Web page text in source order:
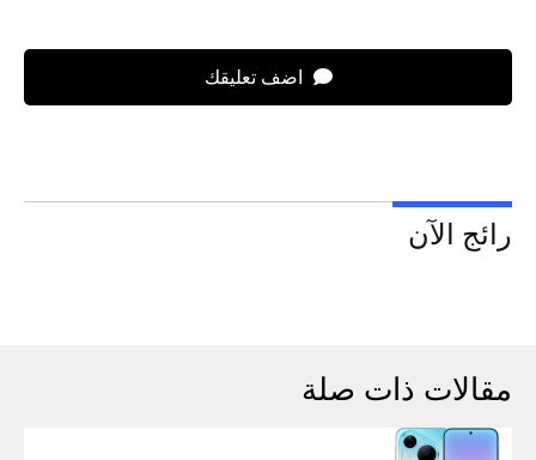
اضف تعليقك
رائج الآن
مقالات ذات صلة